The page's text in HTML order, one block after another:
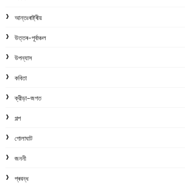
আন্তঃৰাষ্ট্ৰীয়
উত্তৰ-পূৰ্বাঞ্চল
উপন্যাস
কবিতা
ক্রীড়া-জগত
গল্প
গোলাঘাট
জননী
প্ৰবন্ধ